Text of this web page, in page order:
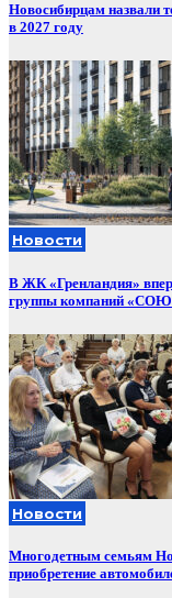
Новосибирцам назвали
в 2027 году
Новости
В ЖК «Гренландия»
группы компаний
Новости
Многодетным семьям
приобретение